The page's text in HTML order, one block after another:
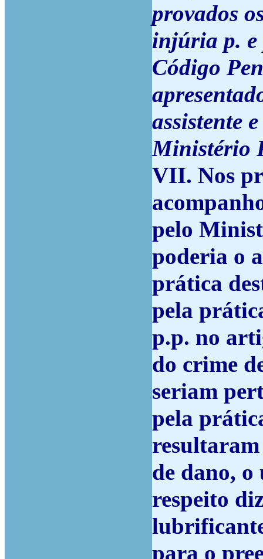
provados
injúria p. e
Código
assistente
Ministério
VII. Nos
pelo
poderia o
prática
pela
p.p. no
do crime
seriam
pela
resultaram
de dano, o
respeito
para o